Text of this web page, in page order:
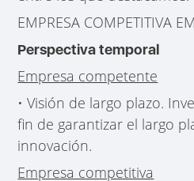
EMPRESA COMPETITIVA
Perspectiva temporal
Empresa competente
• Visión de largo plazo.
fin de garantizar el largo
innovación.
Empresa competitiva